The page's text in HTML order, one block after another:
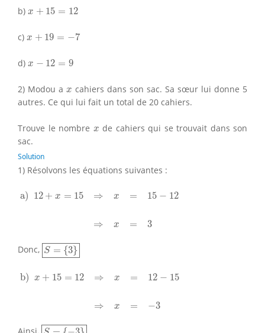
b) x + 15 = 12
x 15= 12
c) x + 19 = −7
x 19=
d) x − 12 = 9
x 12= 9
2) Modou a x
x cahiers dans son sac. Sa sœur lui donne 5
autres. Ce qui lui fait un total de 20 cahiers.
Trouve le nombre x
x de cahiers qui se trouvait dans son
sac.
Solution
1) Résolvons les équations suivantes :
a) 12 + x = 15 ⇒ x = 15 − 12
⇒ x = 3
a) 12+ x ⇒x 15
Donc, S = {3}
S={3}
b) x + 15 = 12 ⇒ x = 12 − 15
⇒ x = −3
b) 15=12 ⇒x 12 3
S={−3}